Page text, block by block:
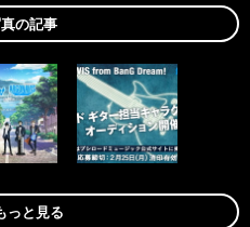
の記事
っと見る